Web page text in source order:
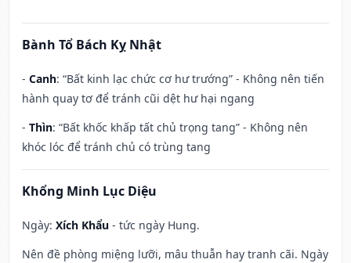
Bành Tổ Bách Kỵ Nhật
- Canh: “Bất kinh lạc chức cơ hư trướng” - Không nên tiến
hành quay tơ để tránh cũi dệt hư hại ngang
- Thìn: “Bất khốc khấp tất chủ trọng tang” - Không nên
khóc lóc để tránh chủ có trùng tang
Khổng Minh Lục Diệu
Ngày: Xích Khẩu - tức ngày Hung.
Nên đề phòng miệng lưỡi, mâu thuẫn hay tranh cãi. Ngày